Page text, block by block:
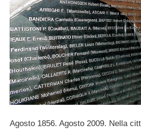
Agosto 1856. Agosto 2009. Nella